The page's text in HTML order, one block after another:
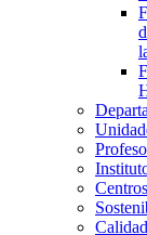
Calidad